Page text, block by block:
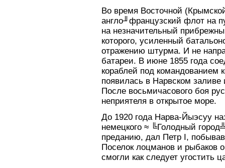
Во время Восточной
англо╜французский флот на
на незначительный
которого, усиленный
отражению штурма. И не
батареи. В июне 1855 года
кораблей под командованием
появилась в Нарвском заливе
После восьмичасового боя
неприятеля в открытое море.
До 1920 года Нарва-Йыэсуу
немецкого ≈ ╚Голодный
преданию, дал Петр I,
Поселок лоцманов и рыбаков
смогли как следует угостить